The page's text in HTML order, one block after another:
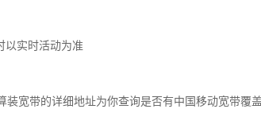
以实时活动为准
宽带的详细地址为你查询是否有中国移动宽带覆